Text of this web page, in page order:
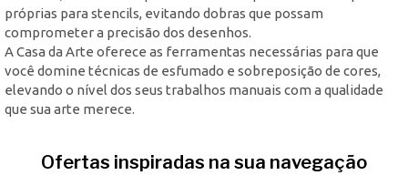
próprias para stencils, evitando dobras que possam
comprometer a precisão dos desenhos.
A Casa da Arte oferece as ferramentas necessárias para que
você domine técnicas de esfumado e sobreposição de cores,
elevando o nível dos seus trabalhos manuais com a qualidade
que sua arte merece.
Ofertas inspiradas na sua navegação